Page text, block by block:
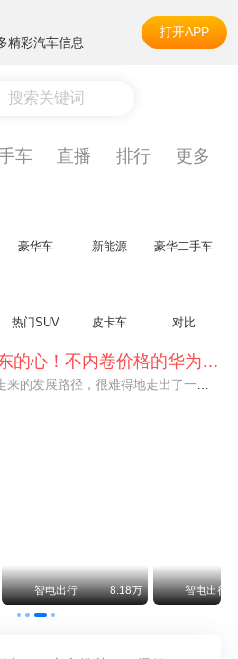
精彩汽车信息
打开APP
搜索关键词
车 直播 排行 更多
豪华车 新能源 豪华二手车
热门SUV 皮卡车 对比
不要伤了余承东的心！不内卷价格的华为，弥足珍贵！
智电出行 8.18万 智电出行